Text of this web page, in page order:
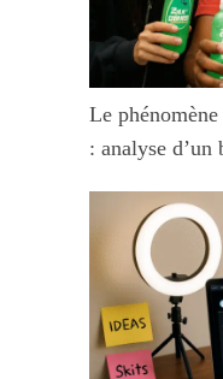
Le
: analyse d’un